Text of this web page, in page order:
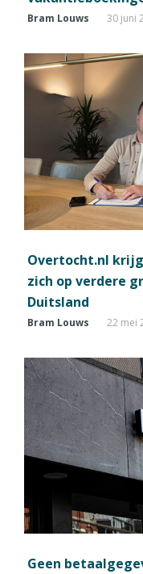
Bram Louws 30 juni
Overtocht.nl
zich op verdere
Duitsland
Bram Louws 22 mei
Geen